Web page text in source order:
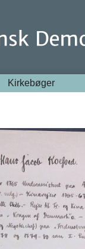
Kirkebøger